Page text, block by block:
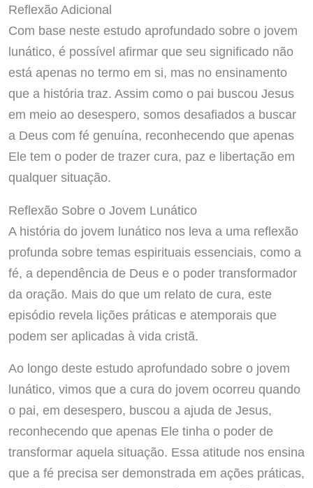
Reflexão Adicional
Com base neste estudo aprofundado sobre o jovem
lunático, é possível afirmar que seu significado não
está apenas no termo em si, mas no ensinamento
que a história traz. Assim como o pai buscou Jesus
em meio ao desespero, somos desafiados a buscar
a Deus com fé genuína, reconhecendo que apenas
Ele tem o poder de trazer cura, paz e libertação em
qualquer situação.
Reflexão Sobre o Jovem Lunático
A história do jovem lunático nos leva a uma reflexão
profunda sobre temas espirituais essenciais, como a
fé, a dependência de Deus e o poder transformador
da oração. Mais do que um relato de cura, este
episódio revela lições práticas e atemporais que
podem ser aplicadas à vida cristã.
Ao longo deste estudo aprofundado sobre o jovem
lunático, vimos que a cura do jovem ocorreu quando
o pai, em desespero, buscou a ajuda de Jesus,
reconhecendo que apenas Ele tinha o poder de
transformar aquela situação. Essa atitude nos ensina
que a fé precisa ser demonstrada em ações práticas,